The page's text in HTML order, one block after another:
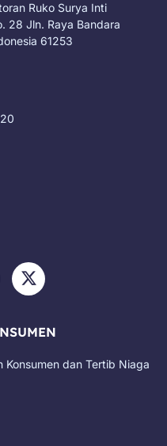
Ruko Surya Inti
28 Jln. Raya Bandara
61253
X
-
i
t
dan Tertib Niaga